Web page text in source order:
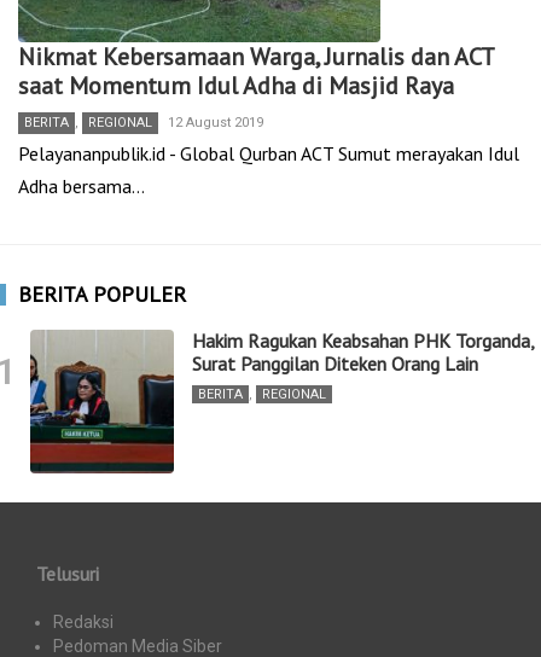
Nikmat Kebersamaan Warga, Jurnalis dan ACT
saat Momentum Idul Adha di Masjid Raya
BERITA , REGIONAL 12 August 2019
Pelayananpublik.id - Global Qurban ACT Sumut merayakan Idul
Adha bersama…
BERITA POPULER
Hakim Ragukan Keabsahan PHK Torganda,
Surat Panggilan Diteken Orang Lain
BERITA , REGIONAL
Telusuri
Redaksi
Pedoman Media Siber